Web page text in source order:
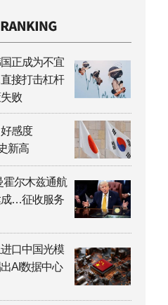
正成为不宜
接打击杠杆
败
感度
新高
霍尔木兹通航
…征收服务
口中国光模
AI数据中心